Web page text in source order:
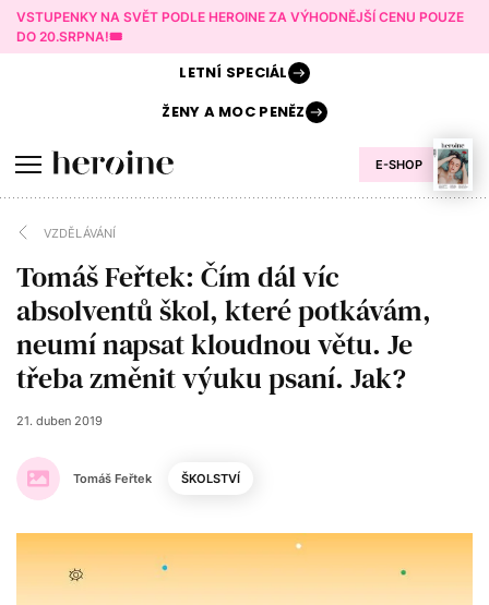
VSTUPENKY NA SVĚT PODLE HEROINE ZA VÝHODNĚJŠÍ CENU POUZE
DO 20.SRPNA!🎟️
E-SHOP
LETNÍ SPECIÁL
ŽENY AMOC PENĚZ
VZDĚLÁVÁNÍ
Tomáš Feřtek: Čím dál víc
absolventů škol, které potkávám,
neumí napsat kloudnou větu. Je
třeba změnit výuku psaní. Jak?
Tomáš Feřtek
21. duben 2019
ŠKOLSTVÍ